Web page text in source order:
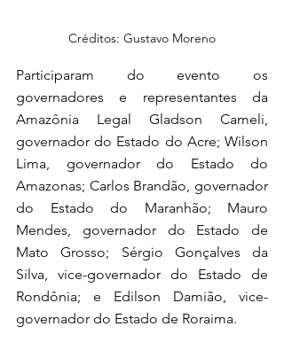
Créditos: Gustavo Moreno
Participaram do evento os
governadores e representantes da
Amazônia Legal Gladson Cameli,
governador do Estado do Acre; Wilson
Lima, governador do Estado do
Amazonas; Carlos Brandão, governador
do Estado do Maranhão; Mauro
Mendes, governador do Estado de
Mato Grosso; Sérgio Gonçalves da
Silva, vice-governador do Estado de
Rondônia; e Edilson Damião, vice-
governador do Estado de Roraima.